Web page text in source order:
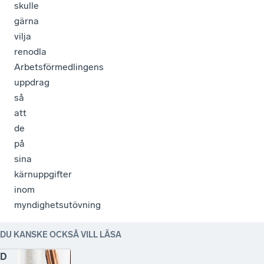
skulle
gärna
vilja
renodla
Arbetsförmedlingens
uppdrag
så
att
de
på
sina
kärnuppgifter
inom
myndighetsutövning
DU KANSKE OCKSÅ VILL LÄSA
D